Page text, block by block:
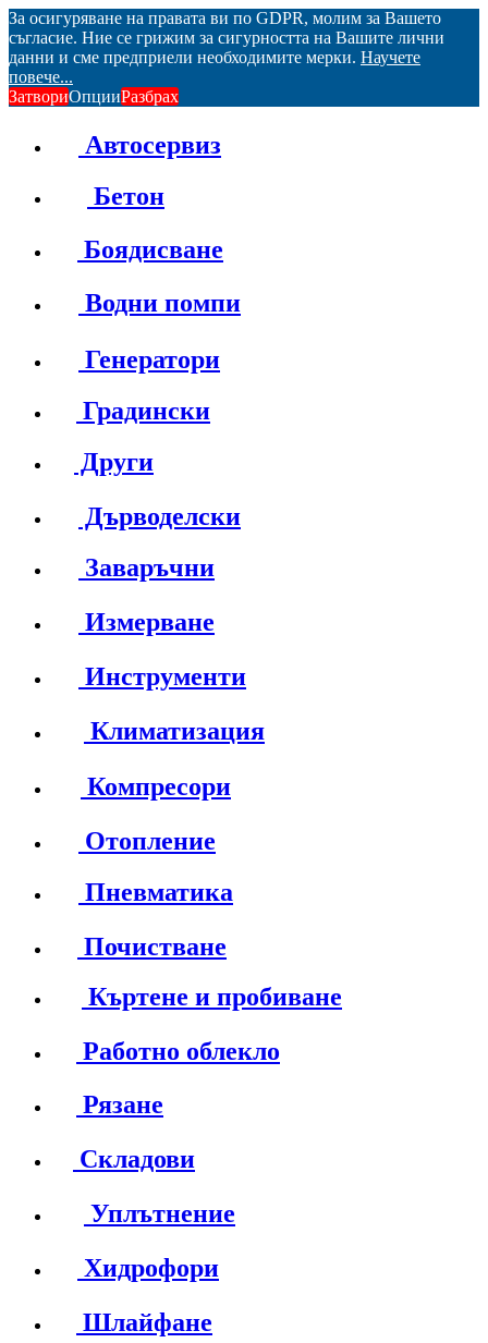
За осигуряване на правата ви по GDPR, молим за Вашето
съгласие. Ние се грижим за сигурността на Вашите лични
данни и сме предприели необходимите мерки. Научете
повече...
ЗатвориОпцииРазбрах
Автосервиз
Бетон
Боядисване
Водни помпи
Генератори
Градински
Други
Дърводелски
Заваръчни
Измерване
Инструменти
Климатизация
Компресори
Отопление
Пневматика
Почистване
Къртене и пробиване
Работно облекло
Рязане
Складови
Уплътнение
Хидрофори
Шлайфане